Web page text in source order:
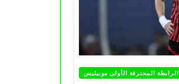
الرابطة المحترفة الأولى موبيليس